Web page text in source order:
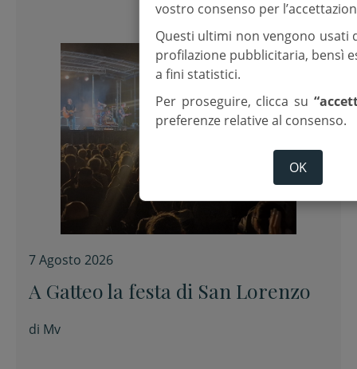
7 Agosto 2026
A Gatteo la festa di San Lorenzo
di Mv
vostro consenso per
Questi ultimi non vengono usati
profilazione pubblicitaria, bensì
a fini statistici.
Per proseguire, clicca su
preferenze relative al consenso.
OK